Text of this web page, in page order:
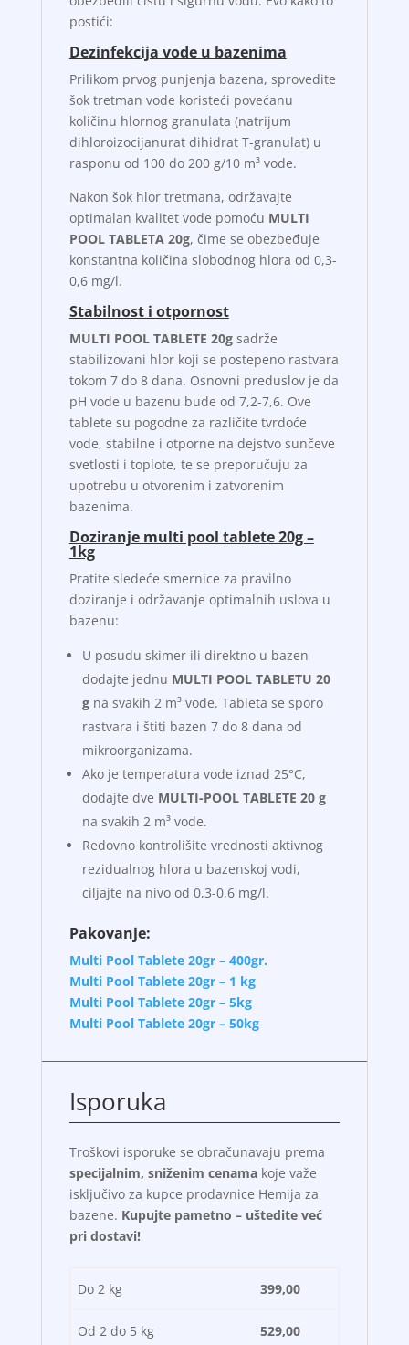
postići:
Dezinfekcija vode u bazenima
Prilikom prvog punjenja bazena, sprovedite
šok tretman vode koristeći povećanu
količinu hlornog granulata (natrijum
dihloroizocijanurat dihidrat T-granulat) u
rasponu od 100 do 200 g/10 m³ vode.
Nakon šok hlor tretmana, održavajte
optimalan kvalitet vode pomoću MULTI
POOL TABLETA 20g, čime se obezbeđuje
konstantna količina slobodnog hlora od 0,3-
0,6 mg/l.
Stabilnost i otpornost
MULTI POOL TABLETE 20gsadrže
stabilizovani hlor koji se postepeno rastvara
tokom 7 do 8 dana. Osnovni preduslov je da
pH vode u bazenu bude od 7,2-7,6. Ove
tablete su pogodne za različite tvrdoće
vode, stabilne i otporne na dejstvo sunčeve
svetlosti i toplote, te se preporučuju za
upotrebu u otvorenim i zatvorenim
bazenima.
Doziranje multi pool tablete 20g –
1kg
Pratite sledeće smernice za pravilno
doziranje i održavanje optimalnih uslova u
bazenu:
U posudu skimer ili direktno u bazen
dodajte jednu MULTI POOL TABLETU 20
gna svakih 2 m³ vode. Tableta se sporo
rastvara i štiti bazen 7 do 8 dana od
mikroorganizama.
Ako je temperatura vode iznad 25°C,
dodajte dve MULTI-POOL TABLETE 20 g
na svakih 2 m³ vode.
Redovno kontrolišite vrednosti aktivnog
rezidualnog hlora u bazenskoj vodi,
ciljajte na nivo od 0,3-0,6 mg/l.
Pakovanje:
Multi Pool Tablete 20gr – 400gr.
Multi Pool Tablete 20gr – 1 kg
Multi Pool Tablete 20gr – 5kg
Multi Pool Tablete 20gr – 50kg
Isporuka
Troškovi isporuke se obračunavaju prema
specijalnim, sniženim cenamakoje važe
isključivo za kupce prodavnice Hemija za
bazene. Kupujte pametno – uštedite već
pri dostavi!
Do 2 kg 399,00
Od 2 do 5 kg 529,00